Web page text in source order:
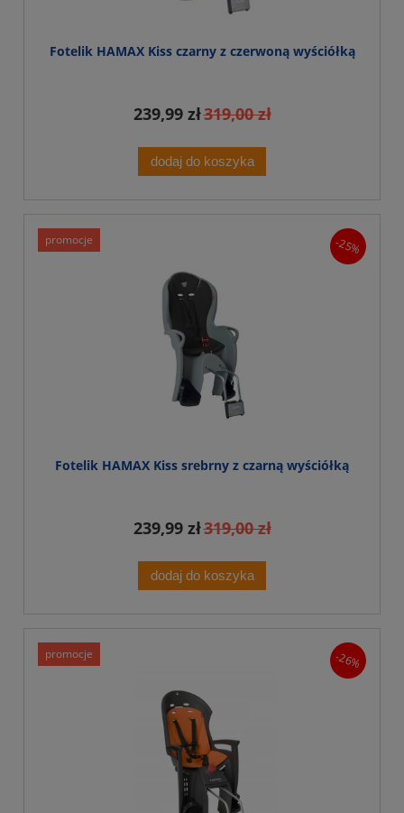
Fotelik HAMAX Kiss czarny z czerwoną wyściółką
239,99 zł319,00 zł
dodaj do koszyka
Fotelik HAMAX Kiss srebrny z czarną wyściółką
239,99 zł319,00 zł
dodaj do koszyka
promocje -25%
promocje -26%